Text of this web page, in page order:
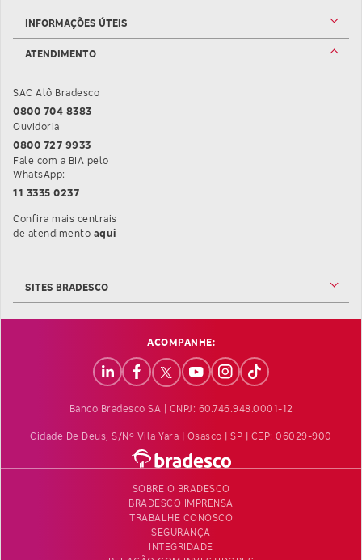
INFORMAÇÕES ÚTEIS
ATENDIMENTO
SAC Alô Bradesco
0800 704 8383
Ouvidoria
0800 727 9933
Fale com a BIA pelo
WhatsApp:
11 3335 0237
Confira mais centrais
de atendimento Confira mais informações sobre as Centrais de
aqui
SITES BRADESCO
ACOMPANHE:
Banco Bradesco SA | CNPJ: 60.746.948.0001-12
Cidade De Deus, S/nº Vila Yara | Osasco | SP | CEP: 06029-900
SOBRE O BRADESCO
BRADESCO IMPRENSA
TRABALHE CONOSCO
SEGURANÇA
INTEGRIDADE